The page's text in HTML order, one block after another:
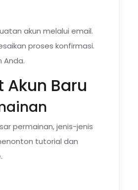
akun melalui email.
proses konfirmasi.
Anda.
Baru
permainan, jenis-jenis
tutorial dan